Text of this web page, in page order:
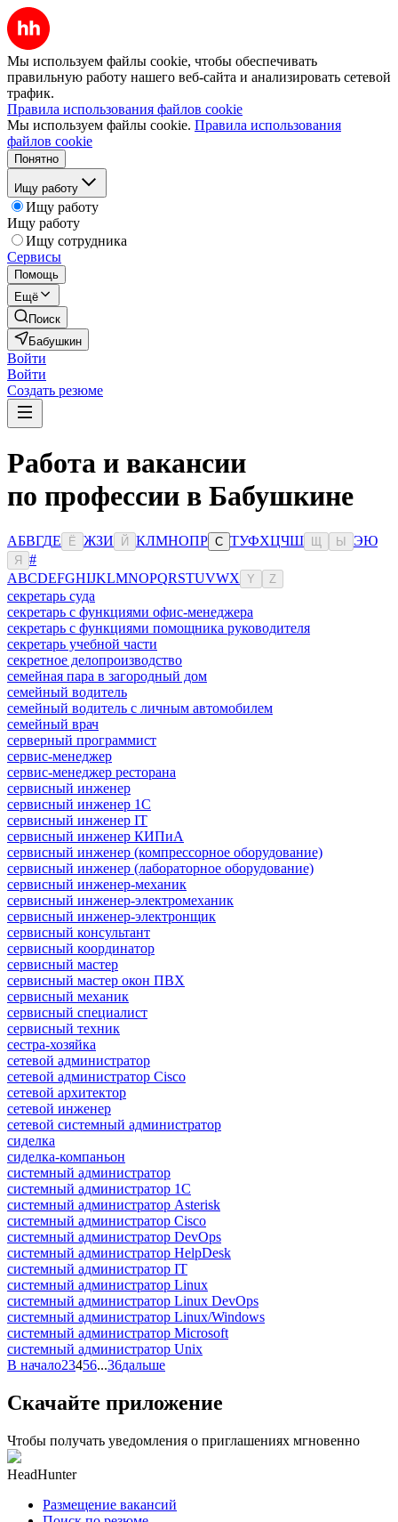
Мы используем файлы cookie, чтобы обеспечивать
правильную работу нашего веб-сайта и анализировать сетевой
трафик.
Правила использования файлов cookie
Мы используем файлы cookie. Правила использования
файлов cookie
Понятно
Ищу работу
Ищу работу
Ищу работу
Ищу сотрудника
Сервисы
Помощь
Ещё
Поиск
Бабушкин
Войти
Войти
Создать резюме
Работа и вакансии
по профессии в Бабушкине
АБВГДЕ Ё ЖЗИ Й КЛМНОПР С ТУФХЦЧШ Ы ЭЮ
Я
#
ABCDEFGHIJKLMNOPQRSTUVWX Y Z
секретарь суда
секретарь с функциями офис-менеджера
секретарь с функциями помощника руководителя
секретарь учебной части
секретное делопроизводство
семейная пара в загородный дом
семейный водитель
семейный водитель с личным автомобилем
семейный врач
серверный программист
сервис-менеджер
сервис-менеджер ресторана
сервисный инженер
сервисный инженер 1С
сервисный инженер IT
сервисный инженер КИПиА
сервисный инженер (компрессорное оборудование)
сервисный инженер (лабораторное оборудование)
сервисный инженер-механик
сервисный инженер-электромеханик
сервисный инженер-электронщик
сервисный консультант
сервисный координатор
сервисный мастер
сервисный мастер окон ПВХ
сервисный механик
сервисный специалист
сервисный техник
сестра-хозяйка
сетевой администратор
сетевой администратор Cisco
сетевой архитектор
сетевой инженер
сетевой системный администратор
сиделка
сиделка-компаньон
системный администратор
системный администратор 1С
системный администратор Asterisk
системный администратор Cisco
системный администратор DevOps
системный администратор HelpDesk
системный администратор IT
системный администратор Linux
системный администратор Linux DevOps
системный администратор Linux/Windows
системный администратор Microsoft
системный администратор Unix
В начало23456...36дальше
Скачайте приложение
Чтобы получать уведомления о приглашениях мгновенно
HeadHunter
Размещение вакансий